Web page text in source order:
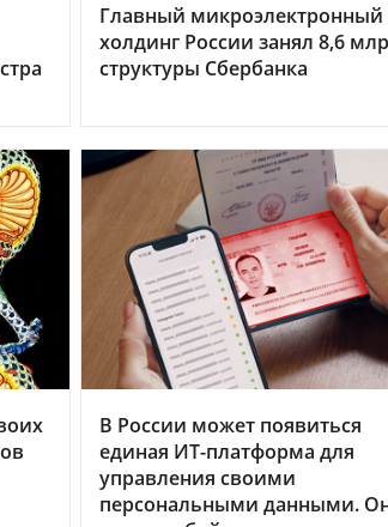
Главный микроэлектронный
холдинг России занял 8,6
структуры Сбербанка
В России может появиться
единая ИТ-платформа для
управления своими
персональными данными.